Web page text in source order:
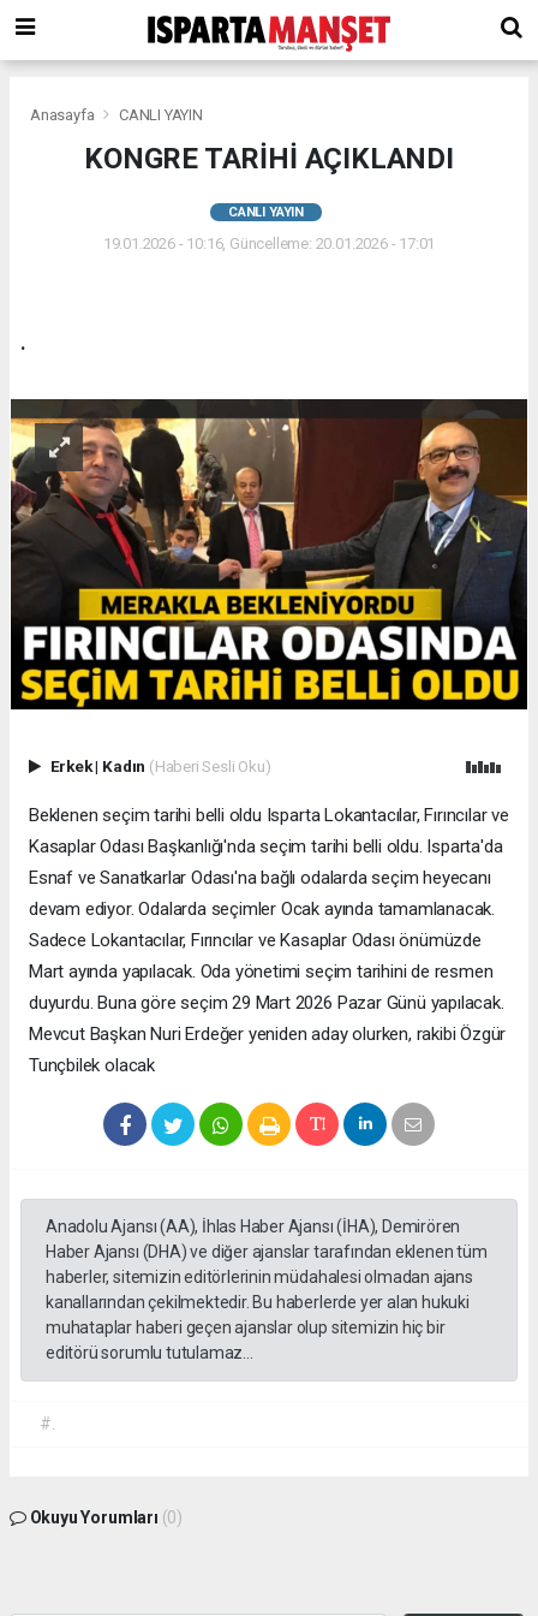
Anasayfa CANLI YAYIN
KONGRE TARİHİ AÇIKLANDI
CANLI YAYIN
19.01.2026 - 10:16, Güncelleme: 20.01.2026 - 17:01
.
Erkek| Kadın (Haberi Sesli Oku)
Beklenen seçim tarihi belli oldu Isparta Lokantacılar, Fırıncılar ve
Kasaplar Odası Başkanlığı'nda seçim tarihi belli oldu. Isparta'da
Esnaf ve Sanatkarlar Odası'na bağlı odalarda seçim heyecanı
devam ediyor. Odalarda seçimler Ocak ayında tamamlanacak.
Sadece Lokantacılar, Fırıncılar ve Kasaplar Odası önümüzde
Mart ayında yapılacak. Oda yönetimi seçim tarihini de resmen
duyurdu. Buna göre seçim 29 Mart 2026 Pazar Günü yapılacak.
Mevcut Başkan Nuri Erdeğer yeniden aday olurken, rakibi Özgür
Tunçbilek olacak
Anadolu Ajansı (AA), İhlas Haber Ajansı (İHA), Demirören
Haber Ajansı (DHA) ve diğer ajanslar tarafından eklenen tüm
haberler, sitemizin editörlerinin müdahalesi olmadan ajans
kanallarından çekilmektedir. Bu haberlerde yer alan hukuki
muhataplar haberi geçen ajanslar olup sitemizin hiç bir
editörü sorumlu tutulamaz...
#.
Okuyu Yorumları (0)